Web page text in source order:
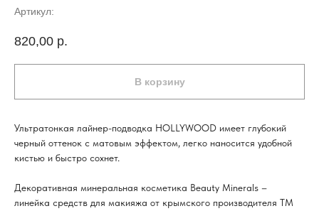
Артикул:
820,00 р.
В корзину
Ультратонкая лайнер-подводка HOLLYWOOD имеет глубокий
черный оттенок с матовым эффектом, легко наносится удобной
кистью и быстро сохнет.
Декоративная минеральная косметика Beauty Minerals –
линейка средств для макияжа от крымского производителя ТМ